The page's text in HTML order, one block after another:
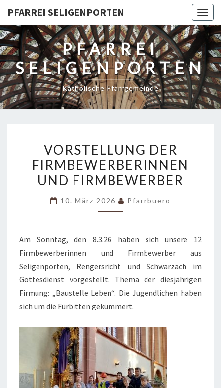
PFARREI SELIGENPORTEN
PFARREI
SELIGENPORTEN
Katholische Pfarrgemeinde
DER
FIRMBEWERBERINNEN
UND
VORSTELLUNG DER
FIRMBEWERBERINNEN
UND FIRMBEWERBER
10. März 2026 Pfarrbuero
Am Sonntag, den 8.3.26 haben sich unsere 12
Firmbewerberinnen und Firmbewerber aus
Seligenporten, Rengersricht und Schwarzach im
Gottesdienst vorgestellt. Thema der diesjährigen
Firmung: „Baustelle Leben“. Die Jugendlichen haben
sich um die Fürbitten gekümmert.